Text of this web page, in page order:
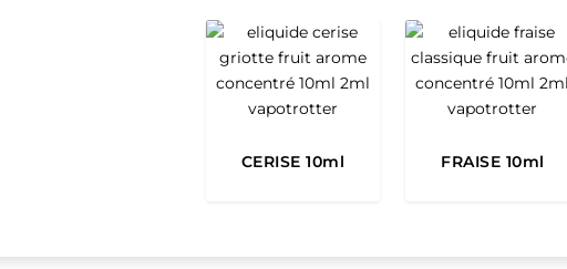
CERISE 10ml FRAISE 10ml